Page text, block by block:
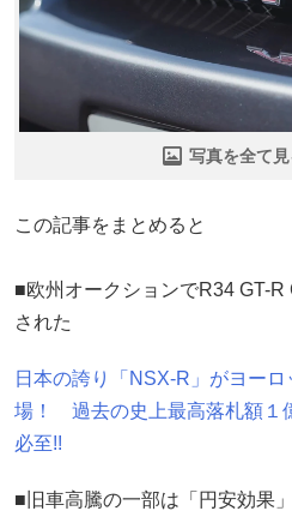
写真を全て見
この記事をまとめると
■欧州オークションでR34 GT-
された
日本の誇り「NSX-R」がヨー
場！ 過去の史上最高落札額１
必至!!
■旧車高騰の一部は「円安効果